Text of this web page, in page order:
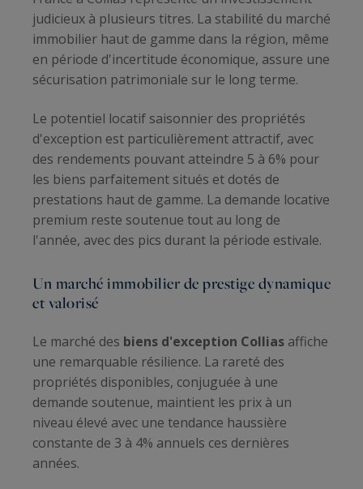
judicieux à plusieurs titres. La stabilité du marché
immobilier haut de gamme dans la région, même
en période d'incertitude économique, assure une
sécurisation patrimoniale sur le long terme.
Le potentiel locatif saisonnier des propriétés
d'exception est particulièrement attractif, avec
des rendements pouvant atteindre 5 à 6% pour
les biens parfaitement situés et dotés de
prestations haut de gamme. La demande locative
premium reste soutenue tout au long de
l'année, avec des pics durant la période estivale.
Un marché immobilier de prestige dynamique
et valorisé
Le marché des biens d'exception Collias affiche
une remarquable résilience. La rareté des
propriétés disponibles, conjuguée à une
demande soutenue, maintient les prix à un
niveau élevé avec une tendance haussière
constante de 3 à 4% annuels ces dernières
années.